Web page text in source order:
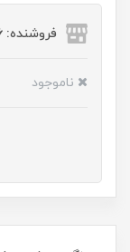
فروشنده: 56886436
ناموجود